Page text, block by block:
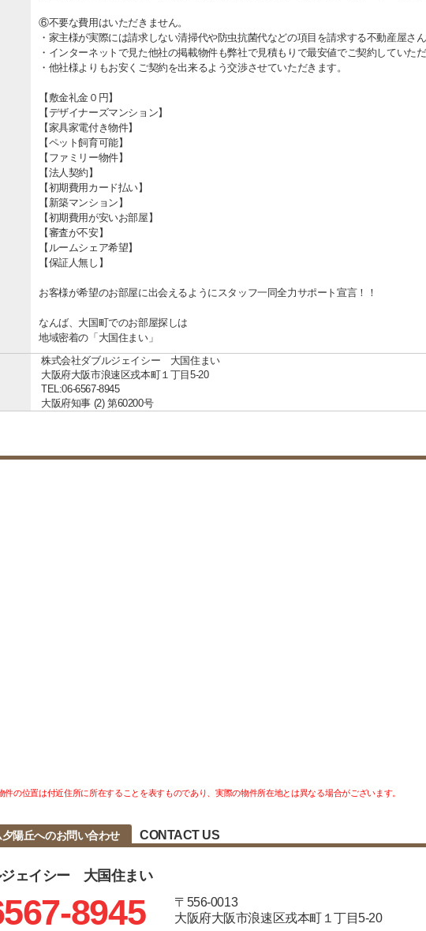
⑥不要な費用はいただきません。
・家主様が実際には請求しない清掃代や防虫抗菌代などの項目を請求する不動産屋さん
・インターネットで見た他社の掲載物件も弊社で見積もりで最安値でご契約していただ
・他社様よりもお安くご契約を出来るよう交渉させていただきます。
【敷金礼金０円】
【デザイナーズマンション】
【家具家電付き物件】
【ペット飼育可能】
【ファミリー物件】
【法人契約】
【初期費用カード払い】
【新築マンション】
【初期費用が安いお部屋】
【審査が不安】
【ルームシェア希望】
【保証人無し】
お客様が希望のお部屋に出会えるようにスタッフ一同全力サポート宣言！！
なんば、大国町でのお部屋探しは
地域密着の「大国住まい」
株式会社ダブルジェイシー 大国住まい
大阪府大阪市浪速区戎本町１丁目5-20
TEL:06-6567-8945
大阪府知事 (2) 第60200号
の位置は付近住所に所在することを表すものであり、実際の物件所在地とは異なる場合がございます。
陽丘へのお問い合わせ CONTACT US
ジェイシー 大国住まい
8945
〒556-0013
大阪府大阪市浪速区戎本町１丁目5-20